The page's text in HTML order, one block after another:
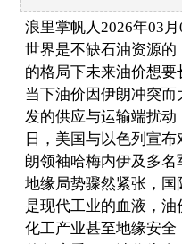
浪里掌帆人2026年03
世界是不缺石油资源
的格局下未来油价想要
当下油价因伊朗冲突而
发的供应与运输端扰
日，美国与以色列宣
朗领袖哈梅内伊及多
地缘局势骤然紧张，
是现代工业的血液，
化工产业甚至地缘安